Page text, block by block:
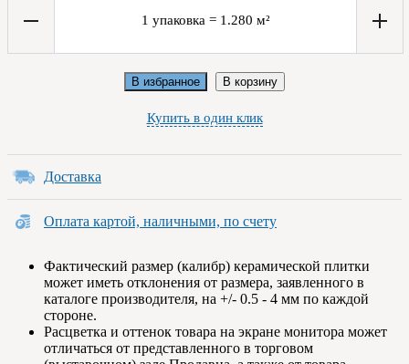
1 упаковка = 1.280 м²
В избранное В корзину
Купить в один клик
Доставка
Оплата картой, наличными, по счету
Фактический размер (калибр) керамической плитки
может иметь отклонения от размера, заявленного в
каталоге производителя, на +/- 0.5 - 4 мм по каждой
стороне.
Расцветка и оттенок товара на экране монитора может
отличаться от представленного в торговом